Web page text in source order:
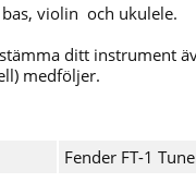
violin och ukulele.
ditt instrument
medföljer.
Fender FT-1